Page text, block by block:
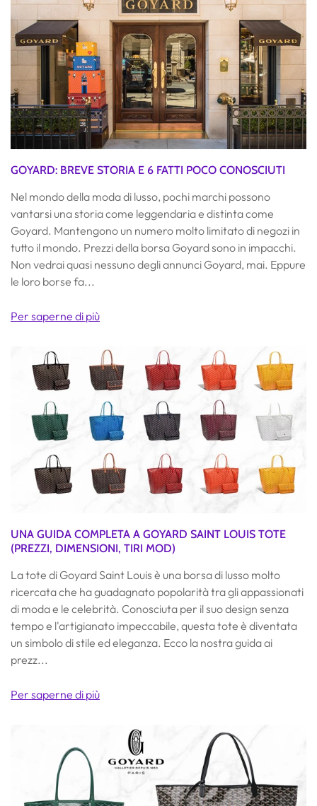
GOYARD: BREVE STORIA E 6 FATTI POCO CONOSCIUTI
Nel mondo della moda di lusso, pochi marchi possono
vantarsi una storia come leggendaria e distinta come
Goyard. Mantengono un numero molto limitato di negozi in
tutto il mondo. Prezzi della borsa Goyard sono in impacchi.
Non vedrai quasi nessuno degli annunci Goyard, mai. Eppure
le loro borse fa...
Per saperne di più
UNA GUIDA COMPLETA A GOYARD SAINT LOUIS TOTE
(PREZZI, DIMENSIONI, TIRI MOD)
La tote di Goyard Saint Louis è una borsa di lusso molto
ricercata che ha guadagnato popolarità tra gli appassionati
di moda e le celebrità. Conosciuta per il suo design senza
tempo e l'artigianato impeccabile, questa tote è diventata
un simbolo di stile ed eleganza. Ecco la nostra guida ai
prezz...
Per saperne di più